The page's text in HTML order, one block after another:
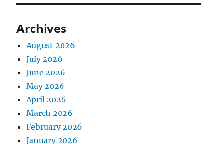
Archives
August 2026
July 2026
June 2026
May 2026
April 2026
March 2026
February 2026
January 2026